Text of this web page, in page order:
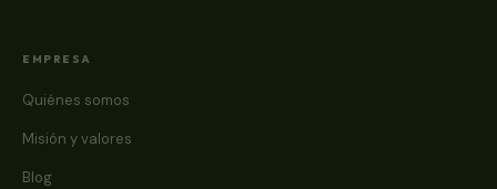
EMPRESA
Quiénes somos
Misión y valores
Blog